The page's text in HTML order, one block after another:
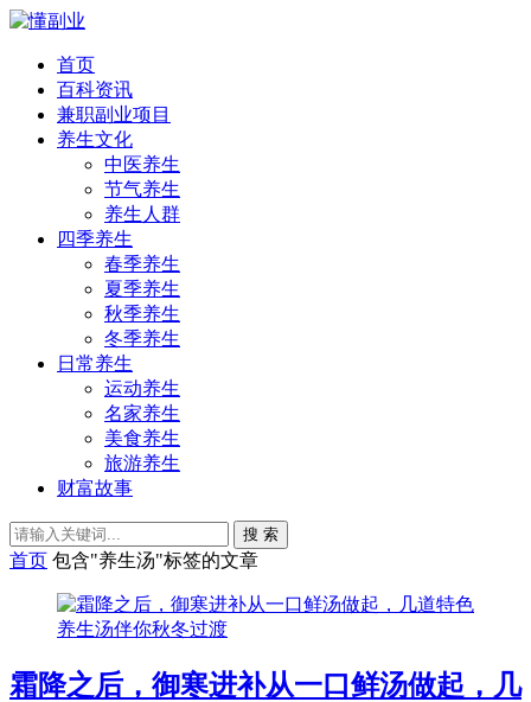
首页
百科资讯
兼职副业项目
养生文化
中医养生
节气养生
养生人群
四季养生
春季养生
夏季养生
秋季养生
冬季养生
日常养生
运动养生
名家养生
美食养生
旅游养生
财富故事
搜 索
首页 包含"养生汤"标签的文章
霜降之后，御寒进补从一口鲜汤做起，几